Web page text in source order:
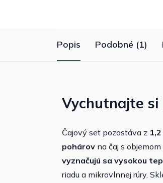
Popis Podobné (1)
Vychutnajte si
Čajový set pozostáva z
pohárov na čaj s
vyznačujú sa vysokou
riadu a mikrovlnnej rúry.